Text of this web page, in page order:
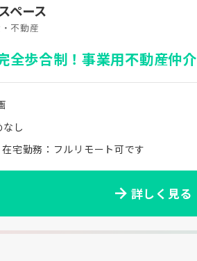
ペース
不動産
全歩合制！事業用不動産仲介
し
在宅勤務：フルリモート可です
詳しく見る